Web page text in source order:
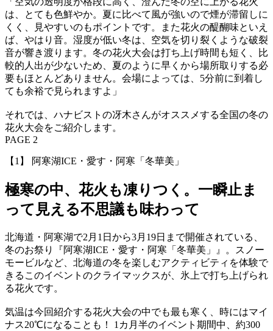
は、とても色鮮やか。夏に比べて風が強いので煙が滞留しに
くく、見やすいのもポイントです。また花火の醍醐味といえ
ば、やはり音。湿度が低い冬は、空気を切り裂くような破裂
音が響き渡ります。冬の花火大会は打ち上げ時間も短く、比
較的人出が少ないため、夏のように早くから場所取りする必
要もほとんどありません。会場によっては、5分前に到着し
ても余裕で見られますよ」
それでは、ハナビストの冴木さんがオススメする全国の冬の
花火大会をご紹介します。
PAGE 2
【1】 阿寒湖ICE・愛す・阿寒「冬華美」
極寒の中、花火も凍りつく。一瞬止ま
って見える不思議も味わって
北海道・阿寒湖で2月1日から3月19日まで開催されている、
冬のお祭り『阿寒湖ICE・愛す・阿寒「冬華美」』。スノー
モービルなど、北海道の冬を楽しむアクティビティを体験で
きるこのイベントのクライマックスが、氷上で打ち上げられ
る花火です。
気温は今回紹介する花火大会の中でも最も寒く、時にはマイ
ナス20℃になることも！ 1カ月半のイベント期間中、約300